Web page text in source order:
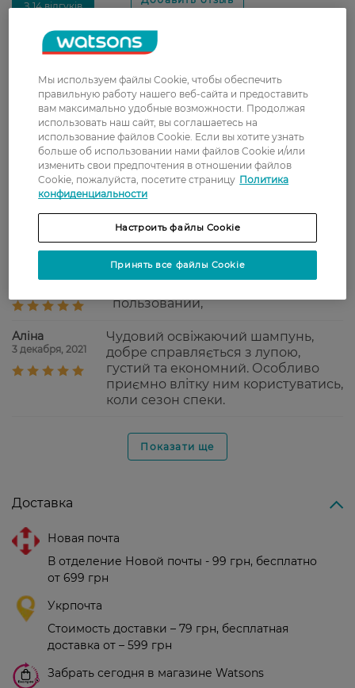
З 14 відгуків
Олеся
7 февраля, 2022
хороший шампунь. моет
нормально. нареканий нет
Маша
26 января, 2022
Добре піниться і додає об’єму
освежает кожу головы.
супер,запах класс, от перхоти
пользовании,
Аліна
3 декабря, 2021
Чудовий освіжаючий шампунь,
добре справляється з лупою,
густий та економний. Особливо
приємно влітку ним користуватись,
коли сезон спеки.
Показати ще
Доставка
Новая почта
В отделение Новой почты - 99 грн, бесплатно
от 699 грн
Укрпочта
Стоимость доставки – 79 грн, бесплатная
доставка от – 599 грн
Забрать сегодня в магазине Watsons
Мы используем файлы Cookie, чтобы обеспечить
правильную работу нашего веб-сайта и предоставить
вам максимально удобные возможности. Продолжая
использовать наш сайт, вы соглашаетесь на
использование файлов Cookie. Если вы хотите узнать
больше об использовании нами файлов Cookie и/или
изменить свои предпочтения в отношении файлов
Cookie, пожалуйста, посетите страницу Политика
конфиденциальности
Настроить файлы Cookie
Принять все файлы Cookie